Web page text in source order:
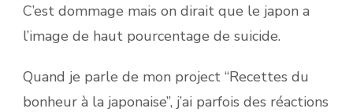
C’est dommage mais on dirait que le japon a
l’image de haut pourcentage de suicide.
Quand je parle de mon project “Recettes du
bonheur à la japonaise”, j’ai parfois des réactions